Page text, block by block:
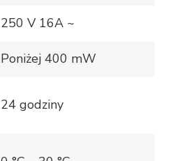
250 V 16A ~
Poniżej 400 mW
24 godziny